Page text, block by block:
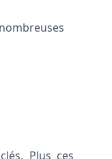
Plus ces